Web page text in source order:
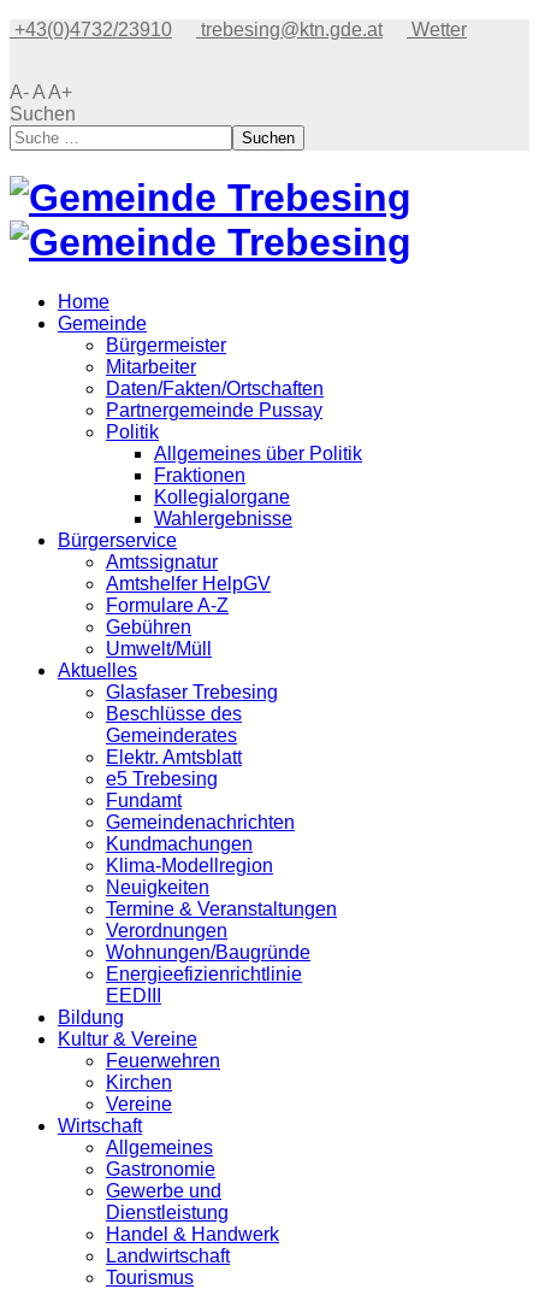
+43(0)4732/23910 trebesing@ktn.gde.at Wetter
A-AA+
Suchen
Suchen
Home
Gemeinde
Bürgermeister
Mitarbeiter
Daten/Fakten/Ortschaften
Partnergemeinde Pussay
Politik
Allgemeines über Politik
Fraktionen
Kollegialorgane
Wahlergebnisse
Bürgerservice
Amtssignatur
Amtshelfer HelpGV
Formulare A-Z
Gebühren
Umwelt/Müll
Aktuelles
Glasfaser Trebesing
Beschlüsse des
Gemeinderates
Elektr. Amtsblatt
e5 Trebesing
Fundamt
Gemeindenachrichten
Kundmachungen
Klima-Modellregion
Neuigkeiten
Termine & Veranstaltungen
Verordnungen
Wohnungen/Baugründe
Energieefizienrichtlinie
EEDIII
Bildung
Kultur & Vereine
Feuerwehren
Kirchen
Vereine
Wirtschaft
Allgemeines
Gastronomie
Gewerbe und
Dienstleistung
Handel & Handwerk
Landwirtschaft
Tourismus